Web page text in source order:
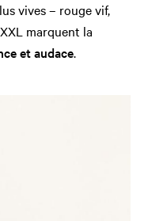
vives – rouge vif,
marquent la
et audace.